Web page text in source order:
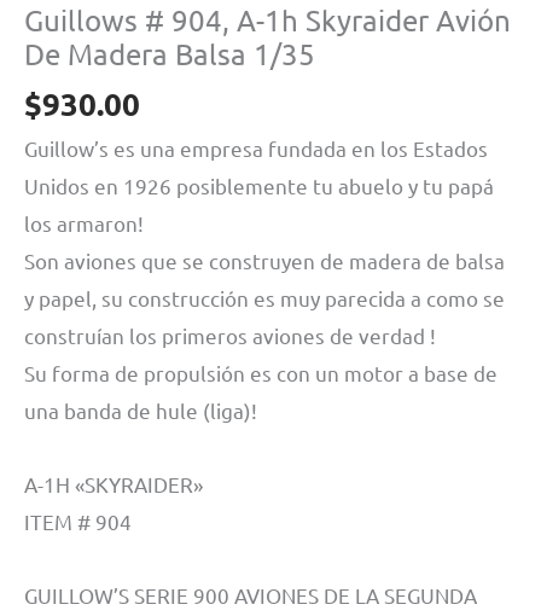
Guillows # 904, A-1h Skyraider Avión
De Madera Balsa 1/35
$930.00
Guillow’s es una empresa fundada en los Estados
Unidos en 1926 posiblemente tu abuelo y tu papá
los armaron!
Son aviones que se construyen de madera de balsa
y papel, su construcción es muy parecida a como se
construían los primeros aviones de verdad !
Su forma de propulsión es con un motor a base de
una banda de hule (liga)!
A-1H «SKYRAIDER»
ITEM # 904
GUILLOW’S SERIE 900 AVIONES DE LA SEGUNDA